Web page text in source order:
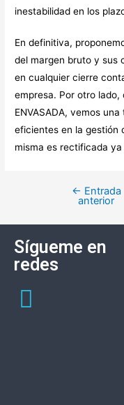
inestabilidad en los
En definitiva,
del margen bruto y sus
en cualquier cierre
empresa. Por otro
ENVASADA, vemos
eficientes en la gestión
misma es rectificada
← Entrada
anterior
Sígueme en
redes